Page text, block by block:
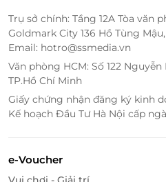
Trụ sở chính: Tầng 12A Tòa văn
Goldmark City 136 Hồ Tùng
Email: hotro@ssmedia.vn
Văn phòng HCM: Số 122
TP.Hồ Chí Minh
Giấy chứng nhận đăng ký kinh
Kế hoạch Đầu Tư Hà Nội cấp
e-Voucher